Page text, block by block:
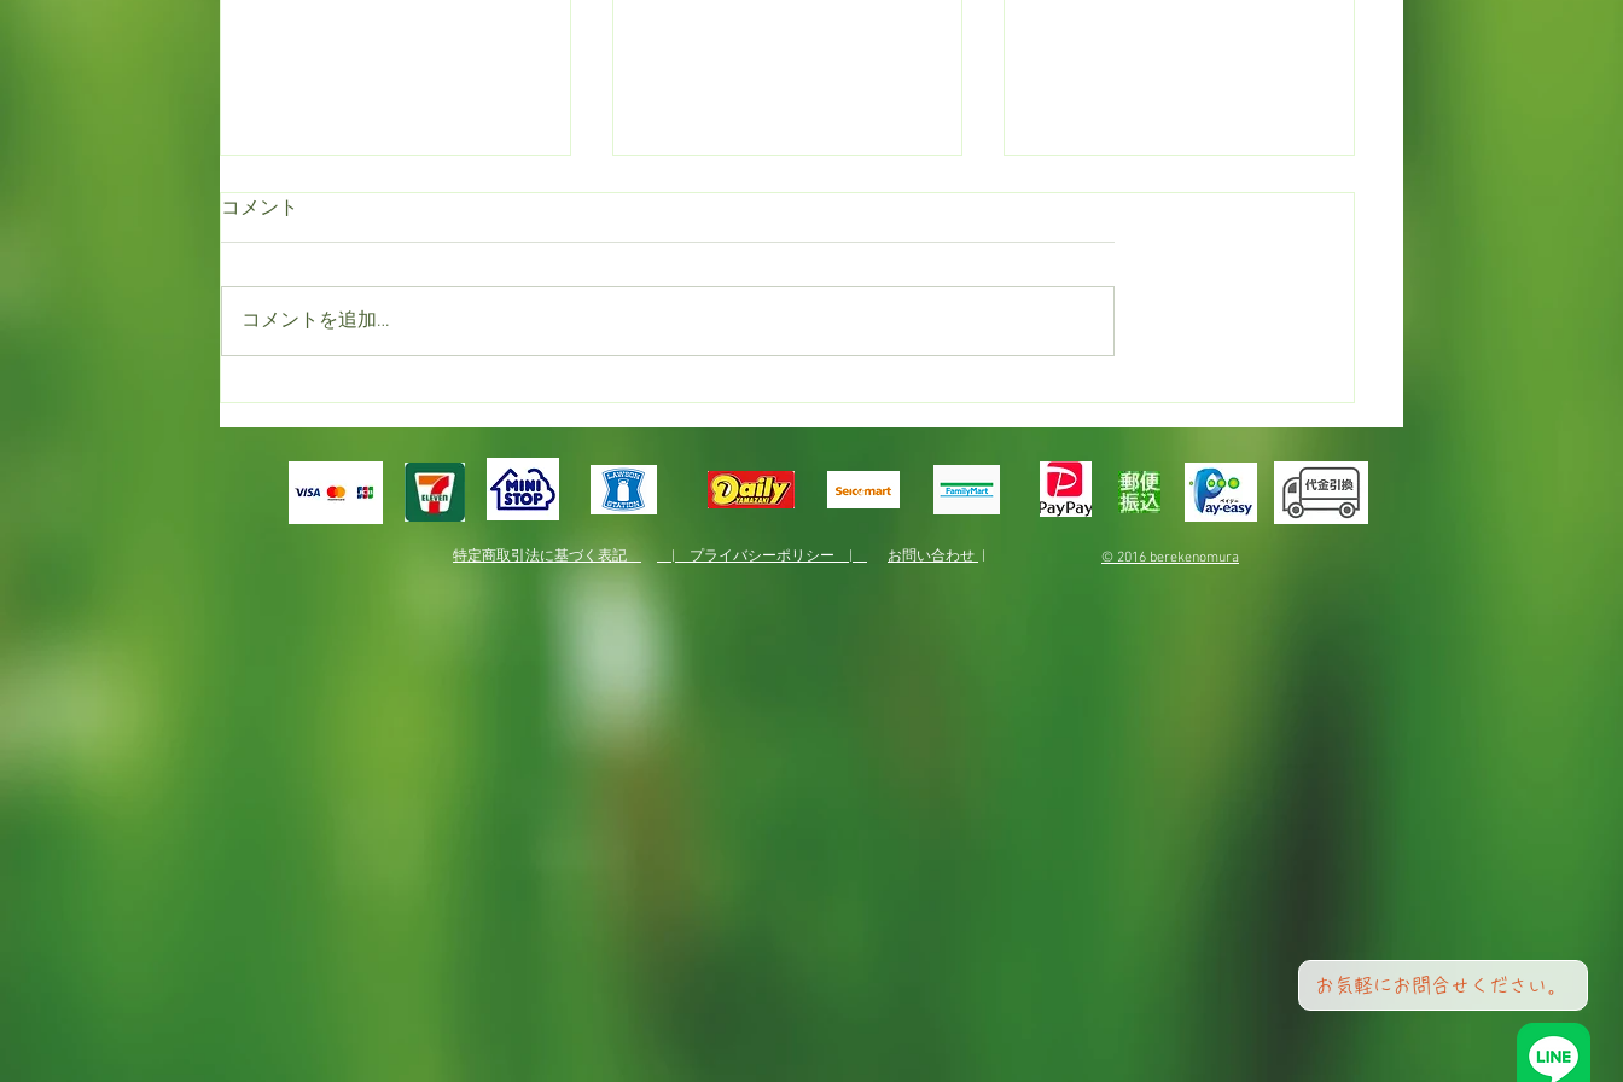
くり
コメント
コメントを追加…
お気軽にお問合せください。
特定商取引法に基づく表記 | プライバシーポリシー | © 2016 berekenomura
お問い合わせ